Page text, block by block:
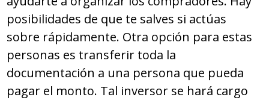
posibilidades de que te salves si actúas
sobre rápidamente. Otra opción para estas
personas es transferir toda la
documentación a una persona que pueda
pagar el monto. Tal inversor se hará cargo